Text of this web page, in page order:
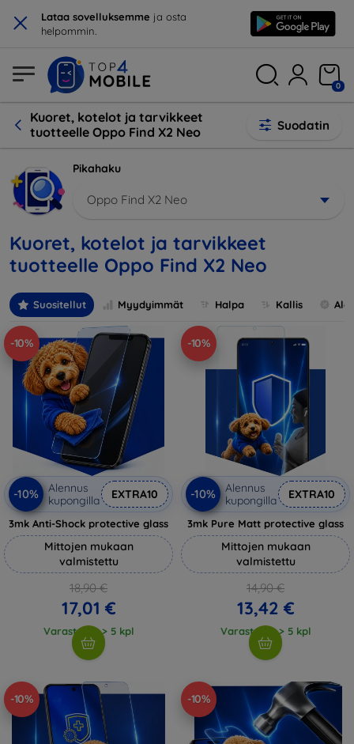
× Lataa sovelluksemme ja osta
helpommin.
0
Kuoret, kotelot ja tarvikkeet
tuotteelle Oppo Find X2 Neo
Suodatin
Pikahaku
Oppo Find X2 Neo
Kuoret, kotelot ja tarvikkeet
tuotteelle Oppo Find X2 Neo
Suositellut Myydyimmät Halpa Kallis
-10%
-10%
Alennus
kupongilla
EXTRA10
3mk Anti-Shock protective glass
Mittojen mukaan
valmistettu
18,90 €
17,01 €
Varastossa > 5 kpl
-10%
-10%
Alennus
kupongilla
EXTRA10
3mk Pure Matt protective glass
Mittojen mukaan
valmistettu
14,90 €
13,42 €
Varastossa > 5 kpl
-10% -10%